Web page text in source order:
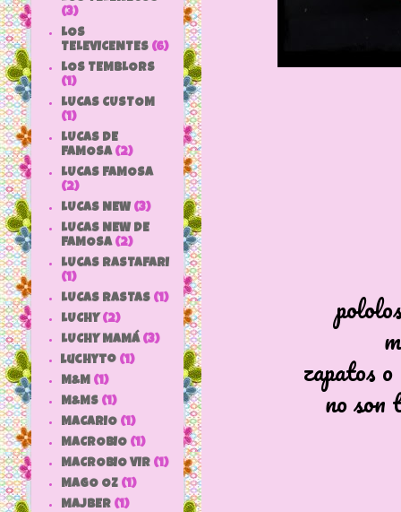
zapatos
no
(3)
LOS
TELEVICENTES (6)
LOS TEMBLORS
(1)
LUCAS CUSTOM
(1)
LUCAS DE
FAMOSA (2)
LUCAS FAMOSA
(2)
LUCAS NEW (3)
LUCAS NEW DE
FAMOSA (2)
LUCAS RASTAFARI
(1)
LUCAS RASTAS (1)
LUCHY (2)
LUCHY MAMÁ (3)
luchyto (1)
M&M (1)
M&MS (1)
MACARIO (1)
MACROBIO (1)
MACROBIO VIR (1)
MAGO OZ (1)
MAJBER (1)